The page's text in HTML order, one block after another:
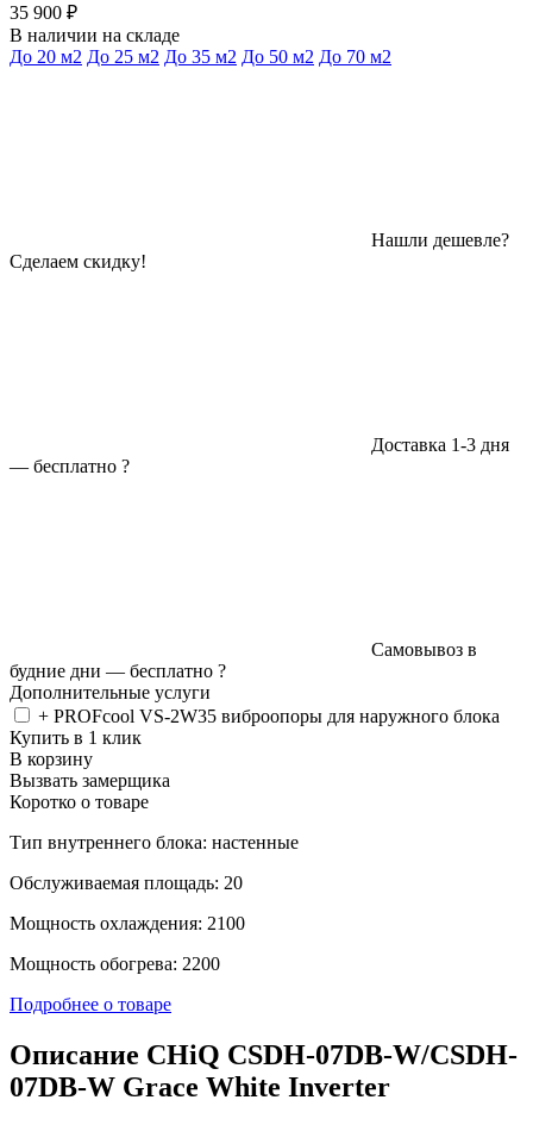
35 900 ₽
В наличии на складе
До 20 м2 До 25 м2 До 35 м2 До 50 м2 До 70 м2
Нашли дешевле?
Сделаем скидку!
Доставка 1-3 дня
— бесплатно ?
Самовывоз в
будние дни — бесплатно ?
Дополнительные услуги
+ PROFcool VS-2W35 виброопоры для наружного блока
Купить в 1 клик
В корзину
Вызвать замерщика
Коротко о товаре
Тип внутреннего блока: настенные
Обслуживаемая площадь: 20
Мощность охлаждения: 2100
Мощность обогрева: 2200
Подробнее о товаре
Описание CHiQ CSDH-07DB-W/CSDH-
07DB-W Grace White Inverter